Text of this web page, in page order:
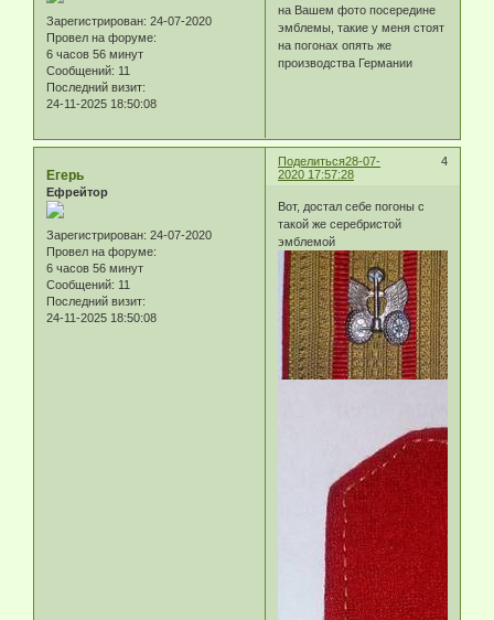
Зарегистрирован: 24-07-2020
Провел на форуме:
6 часов 56 минут
Сообщений: 11
Последний визит:
24-11-2025 18:50:08
на Вашем фото посередине
эмблемы, такие у меня стоят
на погонах опять же
производства Германии
Поделиться 4
28-07-
2020 17:57:28
Егерь
Ефрейтор
Зарегистрирован: 24-07-2020
Провел на форуме:
6 часов 56 минут
Сообщений: 11
Последний визит:
24-11-2025 18:50:08
Вот, достал себе погоны с
такой же серебристой
эмблемой